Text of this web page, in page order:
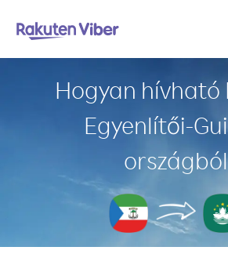
Hogyan hívható
Egyenlítői-
országból